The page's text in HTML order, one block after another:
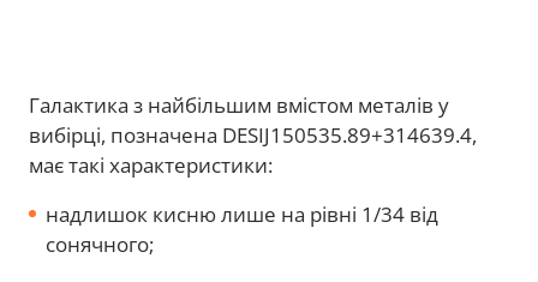
Галактика з найбільшим вмістом металів у
вибірці, позначена DESIJ150535.89+314639.4,
має такі характеристики:
надлишок кисню лише на рівні 1/34 від
сонячного;